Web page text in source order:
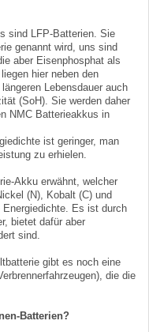
sind LFP-Batterien. Sie
genannt wird, uns sind
aber Eisenphosphat als
hier neben den
Lebensdauer auch
(SoH). Sie werden daher
NMC Batterieakkus in
ist geringer, man
zu erhielen.
Akku erwähnt, welcher
(N), Kobalt (C) und
Es ist durch
bietet dafür aber
sind.
gibt es noch eine
die die
Batterien?